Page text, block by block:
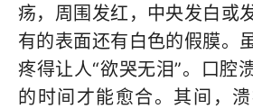
疡，周围发红，中央发白或
有的表面还有白色的假膜。
疼得让人“欲哭无泪”。口腔
的时间才能愈合。其间，